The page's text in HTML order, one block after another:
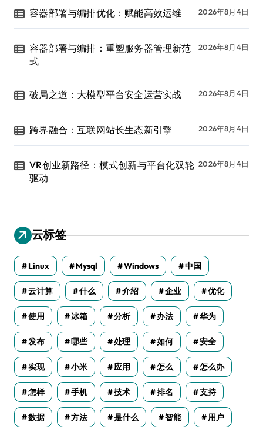
容器部署与编排优化：赋能高效运维 2026年8月4日
容器部署与编排：重塑服务器管理新范
式
2026年8月4日
破局之道：大模型平台安全运营实战 2026年8月4日
跨界融合：互联网站长生态新引擎 2026年8月4日
VR创业新路径：模式创新与平台化双轮
驱动
2026年8月4日
云标签
Linux Mysql Windows 中国
云计算 什么 介绍 企业 优化
使用 冰箱 分析 办法 华为
发布 哪些 处理 如何 安全
实现 小米 应用 怎么 怎么办
怎样 手机 技术 排名 支持
数据 方法 是什么 智能 用户